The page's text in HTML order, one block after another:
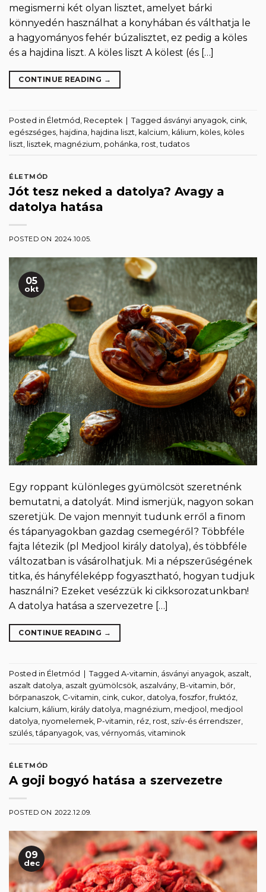
megismerni két olyan lisztet, amelyet bárki
könnyedén használhat a konyhában és válthatja le
a hagyományos fehér búzalisztet, ez pedig a köles
és a hajdina liszt. A köles liszt A kölest (és […]
CONTINUE READING →
Posted in Életmód Receptek | Tagged ásványi anyagok cink
egészséges hajdina hajdina liszt kalcium kálium köles köles
liszt lisztek magnézium pohánka rost ,tudatos
ÉLETMÓD
Jót tesz neked a datolya? Avagy a
datolya hatása
POSTED ON 2024.10.05.
05
okt
Egy roppant különleges gyümölcsöt szeretnénk
bemutatni, a datolyát. Mind ismerjük, nagyon sokan
szeretjük. De vajon mennyit tudunk erről a finom
és tápanyagokban gazdag csemegéről? Többféle
fajta létezik (pl Medjool király datolya), és többféle
változatban is vásárolhatjuk. Mi a népszerűségének
titka, és hányféleképp fogyasztható, hogyan tudjuk
használni? Ezeket vesézzük ki cikksorozatunkban!
A datolya hatása a szervezetre […]
CONTINUE READING →
Posted in Életmód Tagged A-vitamin ásványi anyagok aszalt
aszalt datolya aszalt gyümölcsök aszalvány B-vitamin bőr
bőrpanaszok C-vitamin cink cukor datolya ,foszfor ,fruktóz
kalcium kálium király datolya magnézium medjool
medjool
datolya nyomelemek P-vitamin réz rost szív-és érrendszer
szülés ,tápanyagok vas vérnyomás vitaminok
ÉLETMÓD
A goji bogyó hatása a szervezetre
POSTED ON 2022.12.09.
09
dec